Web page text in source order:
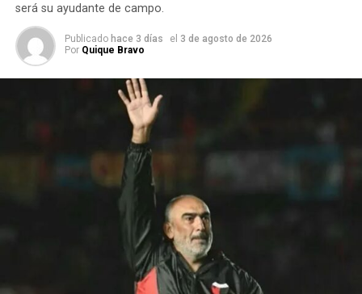
será su ayudante de campo.
Publicado hace 3 días el 3 de agosto de 2026
Por Quique Bravo